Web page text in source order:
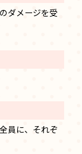
ダメージを受
員に、それぞ